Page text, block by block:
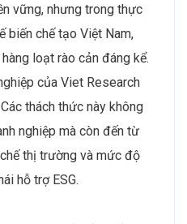
vững, nhưng trong thực
biến chế tạo Việt Nam,
loạt rào cản đáng kể.
của Viet Research
thách thức này không
nghiệp mà còn đến từ
thị trường và mức độ
hỗ trợ ESG.